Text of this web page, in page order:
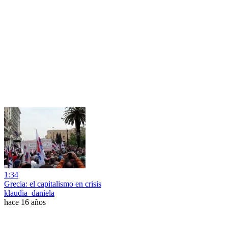
1:34
Grecia: el capitalismo en crisis
klaudia_daniela
hace 16 años